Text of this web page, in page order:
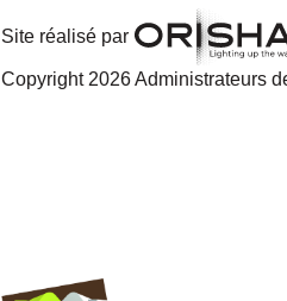
Site réalisé par
Copyright 2026 Administrateurs